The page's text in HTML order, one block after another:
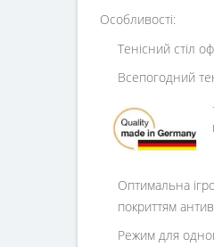
Особливості:
Тенісний стіл
Всепогодний
Оптимальна
покриттям
Режим для